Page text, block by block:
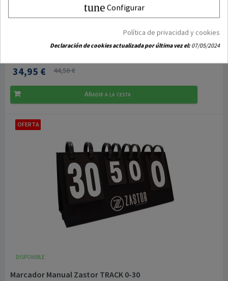
34,95 € 44,50 €
Añadir a la cesta
OFERTA
DISPONIBLE
Marcador Manual Zastor TRACK 0-30
tune Configurar
Política de privacidad y cookies
Declaración de cookies actualizada por última vez el: 07/05/2024